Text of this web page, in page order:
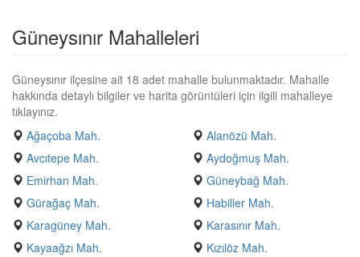
Güneysınır Mahalleleri
Güneysınır ilçesine ait 18 adet mahalle bulunmaktadır. Mahalle
hakkında detaylı bilgiler ve harita görüntüleri için ilgili mahalleye
tıklayınız.
Ağaçoba Mah.
Alanözü Mah.
Avcıtepe Mah.
Aydoğmuş Mah.
Emirhan Mah.
Güneybağ Mah.
Gürağaç Mah.
Habiller Mah.
Karagüney Mah.
Karasınır Mah.
Kayaağzı Mah.
Kızılöz Mah.